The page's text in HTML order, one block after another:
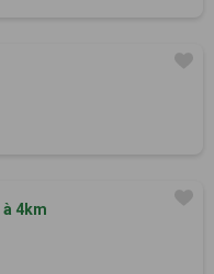
à 4km